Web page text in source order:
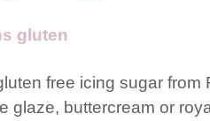
gluten
free icing sugar
glaze, buttercream or